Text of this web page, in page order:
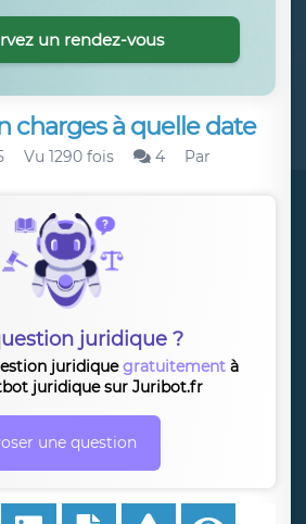
charges à quelle date
Vu 1290 fois 4
Par
juridique ?
juridiquegratuitement à
juridique sur Juribot.fr
une question
un rendez-vous